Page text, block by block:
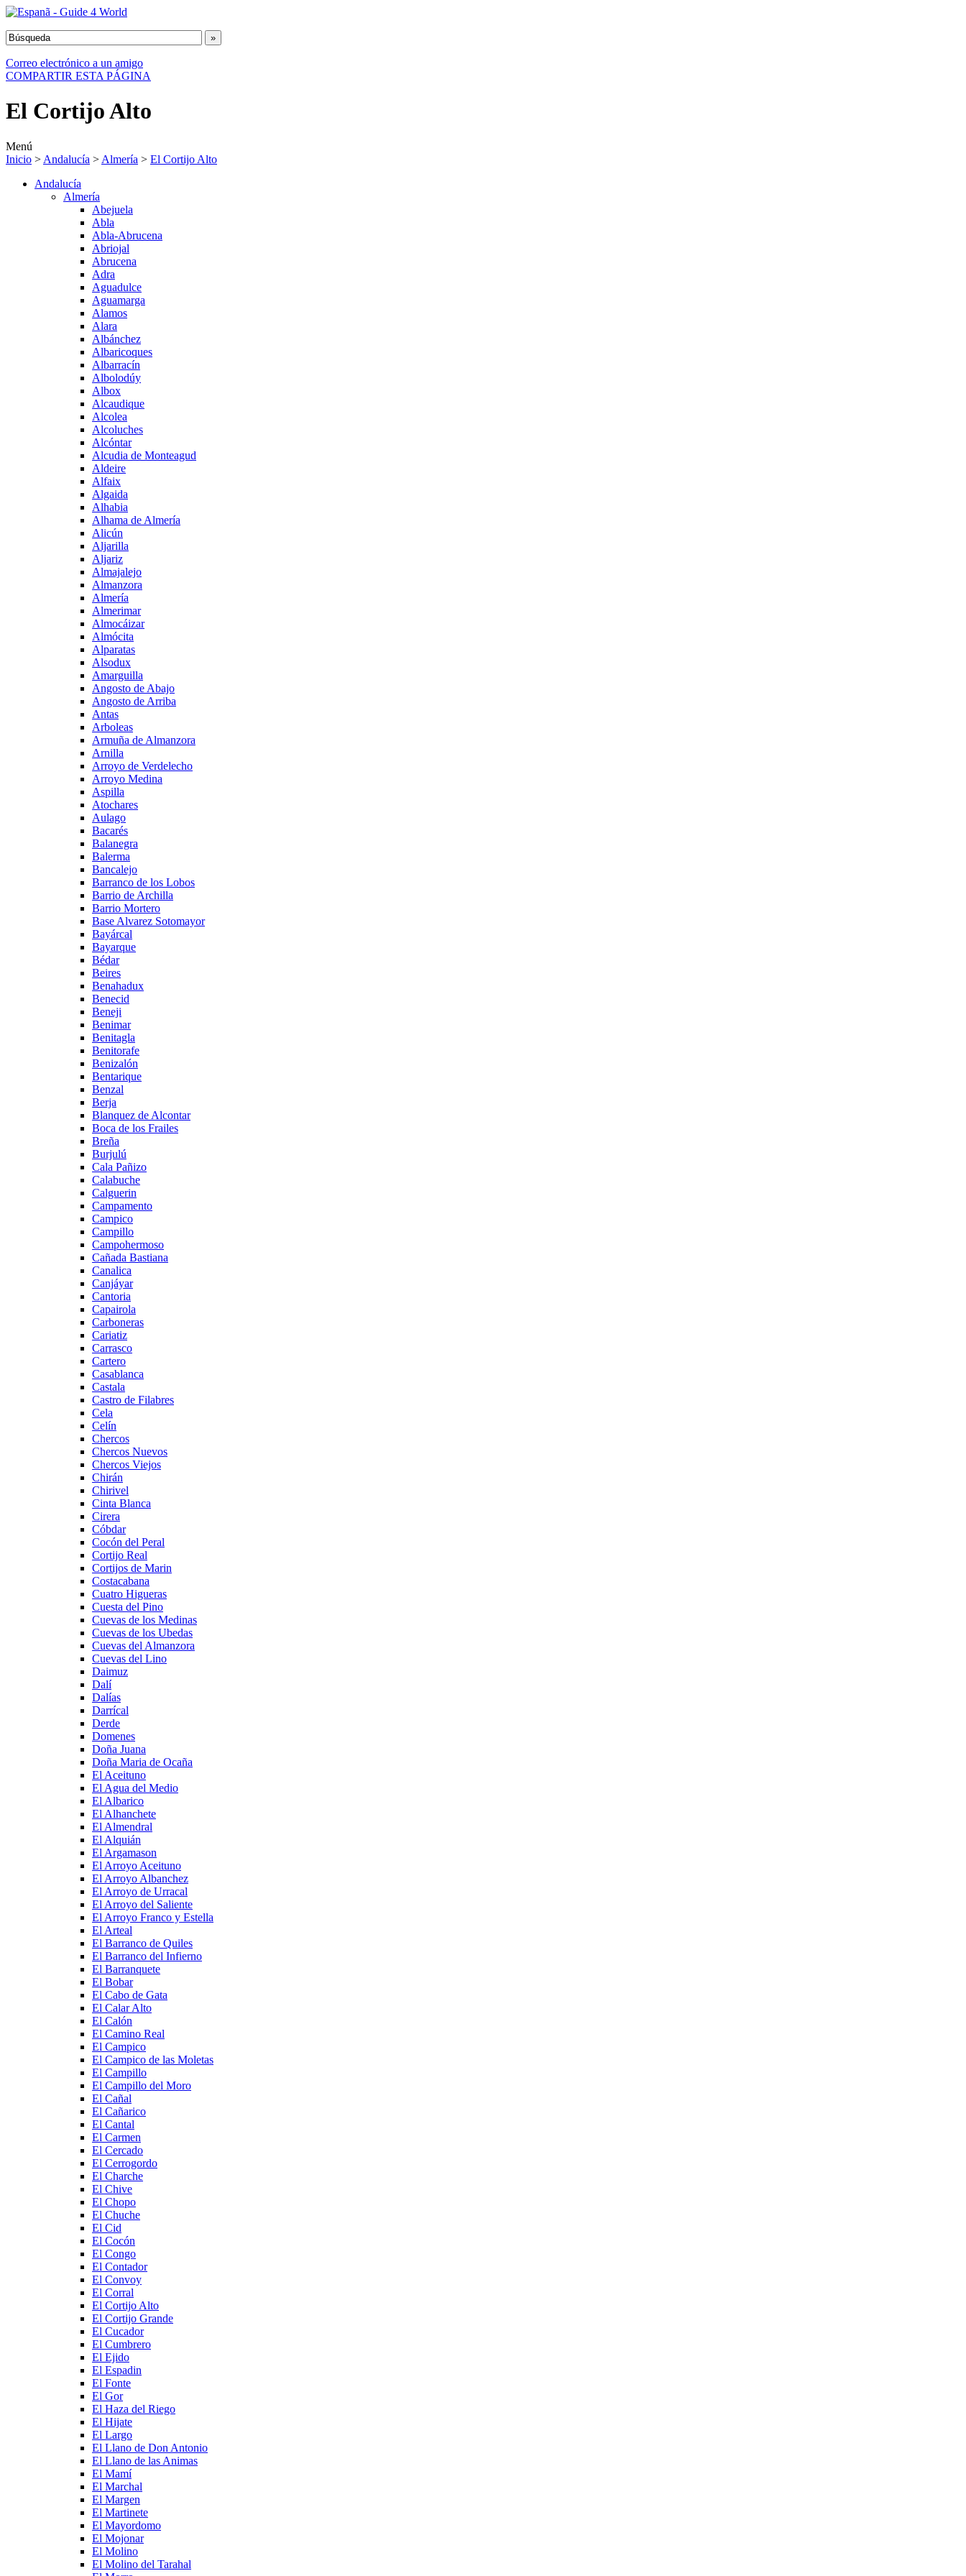
Correo electrónico a un amigo
COMPARTIR ESTA PÁGINA
El Cortijo Alto
Menú
Inicio > Andalucía > Almería > El Cortijo Alto
Andalucía
Almería
Abejuela
Abla
Abla-Abrucena
Abriojal
Abrucena
Adra
Aguadulce
Aguamarga
Alamos
Alara
Albánchez
Albaricoques
Albarracín
Albolodúy
Albox
Alcaudique
Alcolea
Alcoluches
Alcóntar
Alcudia de Monteagud
Aldeire
Alfaix
Algaida
Alhabia
Alhama de Almería
Alicún
Aljarilla
Aljariz
Almajalejo
Almanzora
Almería
Almerimar
Almocáizar
Almócita
Alparatas
Alsodux
Amarguilla
Angosto de Abajo
Angosto de Arriba
Antas
Arboleas
Armuña de Almanzora
Arnilla
Arroyo de Verdelecho
Arroyo Medina
Aspilla
Atochares
Aulago
Bacarés
Balanegra
Balerma
Bancalejo
Barranco de los Lobos
Barrio de Archilla
Barrio Mortero
Base Alvarez Sotomayor
Bayárcal
Bayarque
Bédar
Beires
Benahadux
Benecid
Beneji
Benimar
Benitagla
Benitorafe
Benizalón
Bentarique
Benzal
Berja
Blanquez de Alcontar
Boca de los Frailes
Breña
Burjulú
Cala Pañizo
Calabuche
Calguerin
Campamento
Campico
Campillo
Campohermoso
Cañada Bastiana
Canalica
Canjáyar
Cantoria
Capairola
Carboneras
Cariatiz
Carrasco
Cartero
Casablanca
Castala
Castro de Filabres
Cela
Celín
Chercos
Chercos Nuevos
Chercos Viejos
Chirán
Chirivel
Cinta Blanca
Cirera
Cóbdar
Cocón del Peral
Cortijo Real
Cortijos de Marin
Costacabana
Cuatro Higueras
Cuesta del Pino
Cuevas de los Medinas
Cuevas de los Ubedas
Cuevas del Almanzora
Cuevas del Lino
Daimuz
Dalí
Dalías
Darrícal
Derde
Domenes
Doña Juana
Doña Maria de Ocaña
El Aceituno
El Agua del Medio
El Albarico
El Alhanchete
El Almendral
El Alquián
El Argamason
El Arroyo Aceituno
El Arroyo Albanchez
El Arroyo de Urracal
El Arroyo del Saliente
El Arroyo Franco y Estella
El Arteal
El Barranco de Quiles
El Barranco del Infierno
El Barranquete
El Bobar
El Cabo de Gata
El Calar Alto
El Calón
El Camino Real
El Campico
El Campico de las Moletas
El Campillo
El Campillo del Moro
El Cañal
El Cañarico
El Cantal
El Carmen
El Cercado
El Cerrogordo
El Charche
El Chive
El Chopo
El Chuche
El Cid
El Cocón
El Congo
El Contador
El Convoy
El Corral
El Cortijo Alto
El Cortijo Grande
El Cucador
El Cumbrero
El Ejido
El Espadin
El Fonte
El Gor
El Haza del Riego
El Hijate
El Largo
El Llano de Don Antonio
El Llano de las Animas
El Mamí
El Marchal
El Margen
El Martinete
El Mayordomo
El Mojonar
El Molino
El Molino del Tarahal